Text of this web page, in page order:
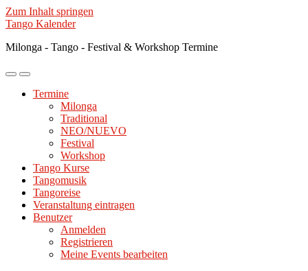
Zum Inhalt springen
Tango Kalender
Milonga - Tango - Festival & Workshop Termine
Mobile-
ein-/ausblenden
Suchfeld
ein-/ausblenden
Termine
Milonga
Traditional
NEO/NUEVO
Festival
Workshop
Tango Kurse
Tangomusik
Tangoreise
Veranstaltung eintragen
Benutzer
Anmelden
Registrieren
Meine Events bearbeiten